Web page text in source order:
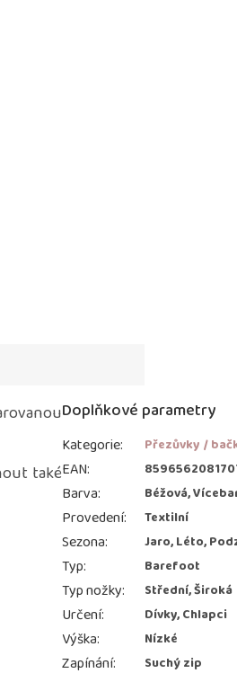
také
Doplňkové parametry
Kategorie: Přezůvky /
EAN:
Barva: Béžová,
Provedení: Textilní
Sezona: Jaro, Léto,
Typ: Barefoot
Typ nožky: Střední, Široká
Určení: Dívky, Chlapci
Výška: Nízké
Zapínání: Suchý zip